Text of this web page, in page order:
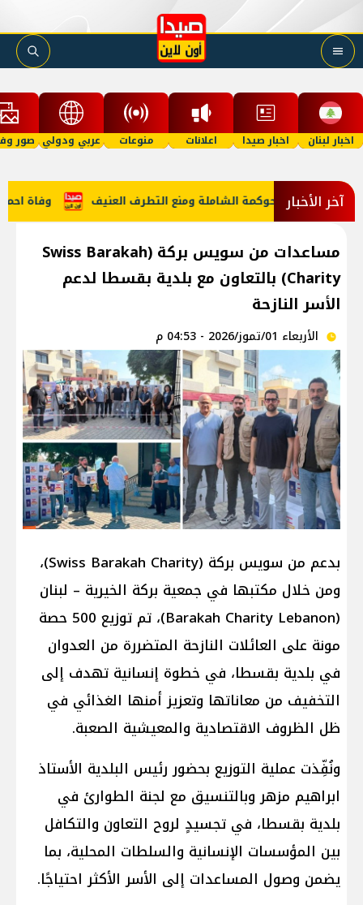
اخبار لبنان اخبار صيدا اعلانات منوعات عربي ودولي صور
آخر الأخبار وفاة احمد سليم
مساعدات من سويس بركة (Swiss Barakah
Charity) بالتعاون مع بلدية بقسطا لدعم
الأسر النازحة
الأربعاء 01/تموز/2026 - 04:53 م
بدعم من سويس بركة (Swiss Barakah Charity)،
ومن خلال مكتبها في جمعية بركة الخيرية – لبنان
(Barakah Charity Lebanon)، تم توزيع 500 حصة
مونة على العائلات النازحة المتضررة من العدوان
في بلدية بقسطا، في خطوة إنسانية تهدف إلى
التخفيف من معاناتها وتعزيز أمنها الغذائي في
ظل الظروف الاقتصادية والمعيشية الصعبة.
ونُفِّذت عملية التوزيع بحضور رئيس البلدية الأستاذ
ابراهيم مزهر وبالتنسيق مع لجنة الطوارئ في
بلدية بقسطا، في تجسيدٍ لروح التعاون والتكافل
بين المؤسسات الإنسانية والسلطات المحلية، بما
يضمن وصول المساعدات إلى الأسر الأكثر احتياجًا.